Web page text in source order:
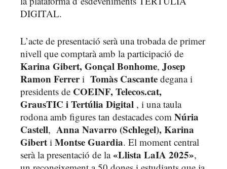
DIGITAL.
L’acte de presentació serà una trobada de primer
nivell que comptarà amb la participació de
Karina Gibert,Gonçal Bonhome, Josep
Ramon Ferreri Tomàs Cascante degana i
presidents de COEINF,Telecos.cat,
GrausTIC i Tertúlia Digital , i una taula
rodona amb figures tan destacades com Núria
Castell, Anna Navarro (Schlegel), Karina
Gibert i Montse Guardia. El moment central
serà la presentació de la«Llista LaIA 2025»,